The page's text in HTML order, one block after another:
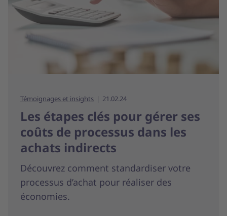
Témoignages et insights 21.02.24
Les étapes clés pour gérer ses
coûts de processus dans les
achats indirects
Découvrez comment standardiser votre
processus d’achat pour réaliser des
économies.